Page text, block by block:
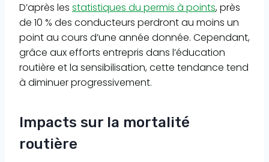
D’après les statistiques du permis à points, près
de 10 % des conducteurs perdront au moins un
point au cours d’une année donnée. Cependant,
grâce aux efforts entrepris dans l’éducation
routière et la sensibilisation, cette tendance tend
à diminuer progressivement.
Impacts sur la mortalité
routière